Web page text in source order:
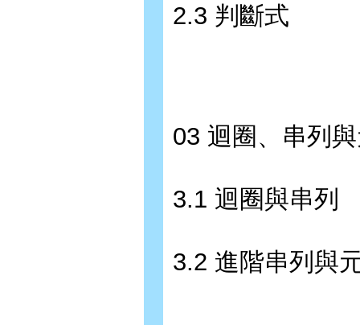
2.3 判斷式
03 迴圈、串列
3.1 迴圈與串列
3.2 進階串列與